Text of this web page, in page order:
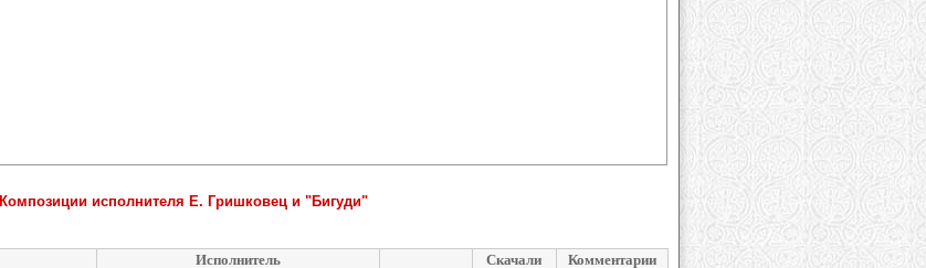
Композиции исполнителя Е. Гришковец и "Бигуди"
Исполнитель Скачали Комментарии